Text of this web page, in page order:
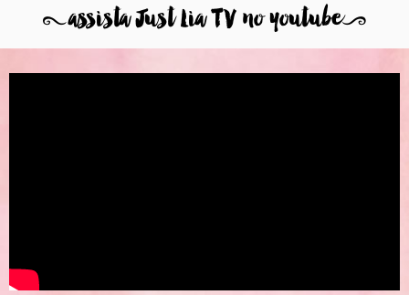
8assista Just Lia TV no youtube9